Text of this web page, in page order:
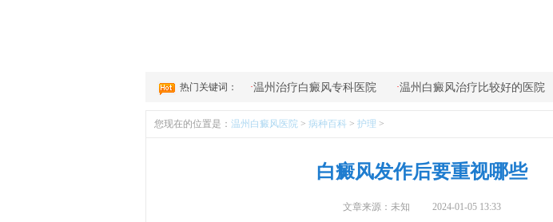
热门关键词： ·温州治疗白癜风专科医院 ·温州白癜风治疗比较好的医院
您现在的位置是： 温州白癜风医院 > 病种百科 > 护理 >
白癜风发作后要重视哪些
文章来源：未知 2024-01-05 13:33